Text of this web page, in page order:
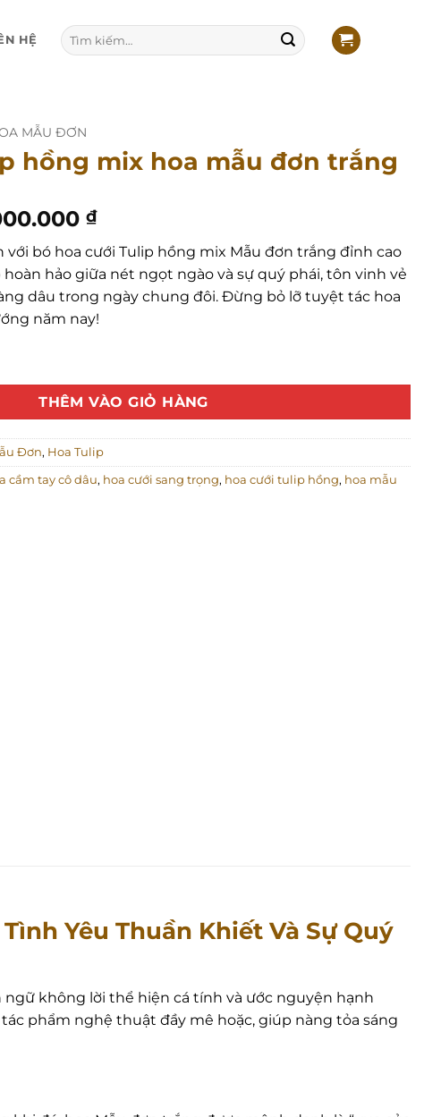
HỆ
Tìm
kiếm:
MẪU ĐƠN
hồng mix hoa mẫu đơn trắng
₫.
₫Giá
tại
là:
2.000.000 ₫.
bó hoa cưới Tulip hồng mix Mẫu đơn trắng đỉnh cao
hảo giữa nét ngọt ngào và sự quý phái, tôn vinh vẻ
dâu trong ngày chung đôi. Đừng bỏ lỡ tuyệt tác hoa
năm nay!
mẫu đơn trắng số lượng
THÊM VÀO GIỎ HÀNG
Đơn, Hoa Tulip
cầm tay cô dâu, hoa cưới sang trọng, hoa cưới tulip hồng, hoa mẫu
Yêu Thuần Khiết Và Sự Quý
không lời thể hiện cá tính và ước nguyện hạnh
phẩm nghệ thuật đầy mê hoặc, giúp nàng tỏa sáng